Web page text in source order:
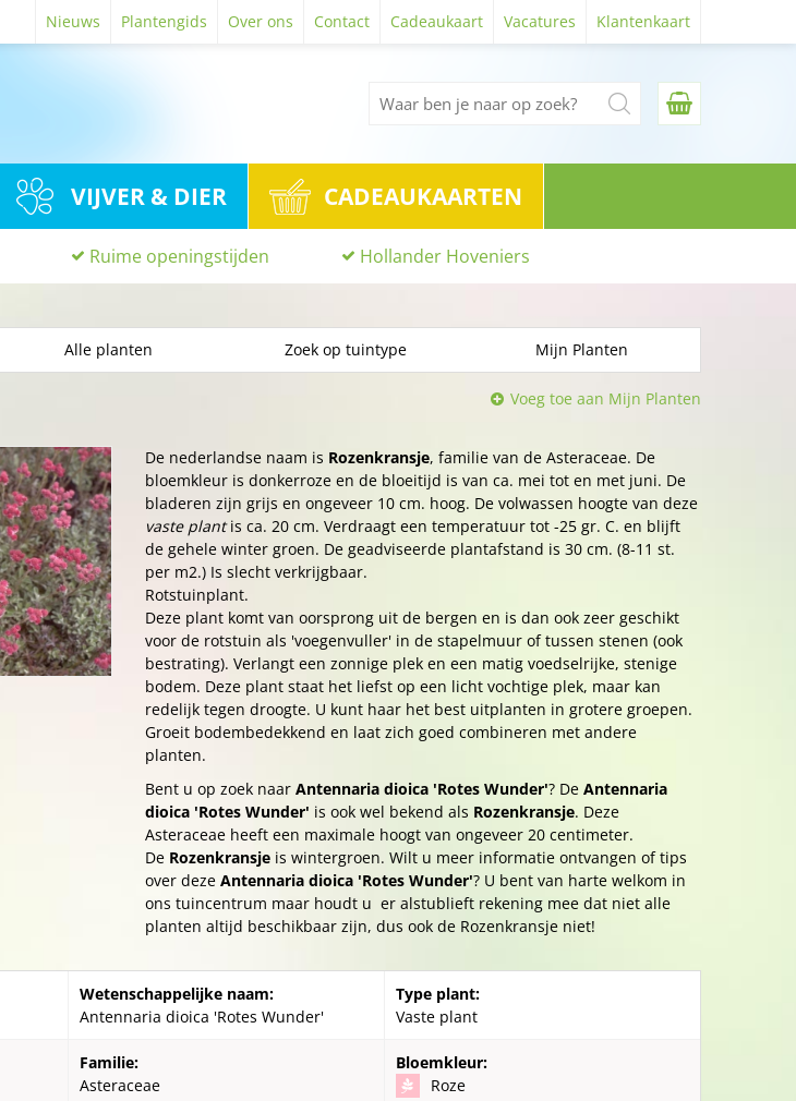
Nieuws Plantengids Over ons Contact Cadeaukaart Vacatures Klantenkaart
VIJVER & DIER CADEAUKAARTEN
Ruime openingstijden Hollander Hoveniers
Alle planten Zoek op tuintype Mijn Planten
Voeg toe aan Mijn Planten
De nederlandse naam is Rozenkransje, familie van de Asteraceae. De
bloemkleur is donkerroze en de bloeitijd is van ca. mei tot en met juni. De
bladeren zijn grijs en ongeveer 10 cm. hoog. De volwassen hoogte van deze
vaste plantis ca. 20 cm. Verdraagt een temperatuur tot -25 gr. C. en blijft
de gehele winter groen. De geadviseerde plantafstand is 30 cm. (8-11 st.
per m2.) Is slecht verkrijgbaar.
Rotstuinplant.
Deze plant komt van oorsprong uit de bergen en is dan ook zeer geschikt
voor de rotstuin als 'voegenvuller' in de stapelmuur of tussen stenen (ook
bestrating). Verlangt een zonnige plek en een matig voedselrijke, stenige
bodem. Deze plant staat het liefst op een licht vochtige plek, maar kan
redelijk tegen droogte. U kunt haar het best uitplanten in grotere groepen.
Groeit bodembedekkend en laat zich goed combineren met andere
planten.
Bent u op zoek naar Antennaria dioica 'Rotes Wunder'? De Antennaria
dioica 'Rotes Wunder' is ook wel bekend als Rozenkransje. Deze
Asteraceae heeft een maximale hoogt van ongeveer 20 centimeter.
De Rozenkransje is wintergroen. Wilt u meer informatie ontvangen of tips
over deze Antennaria dioica 'Rotes Wunder'? U bent van harte welkom in
ons tuincentrum maar houdt u er alstublieft rekening mee dat niet alle
planten altijd beschikbaar zijn, dus ook de Rozenkransje niet!
Wetenschappelijke naam:
Antennaria dioica 'Rotes Wunder'
Type plant:
Vaste plant
Familie:
Asteraceae
Bloemkleur:
Roze